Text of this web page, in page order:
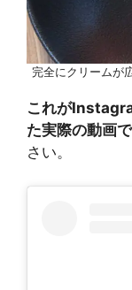
完全にクリームが
これが
た実際の動画で
さい。